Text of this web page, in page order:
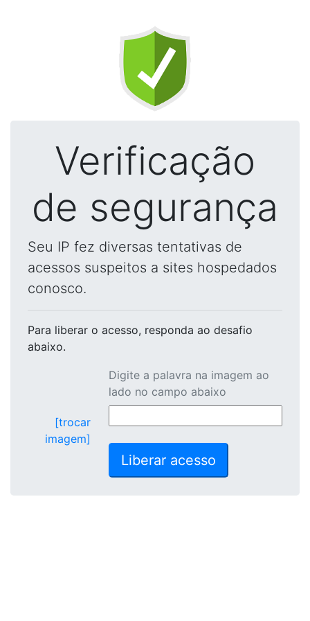
Verificação
de segurança
Seu IP fez diversas tentativas de
acessos suspeitos a sites hospedados
conosco.
Para liberar o acesso, responda ao desafio
abaixo.
[trocar
imagem]
Digite a palavra na imagem ao
lado no campo abaixo